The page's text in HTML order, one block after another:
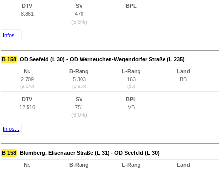
DTV
8.861
SV
470
(5,3%)
BPL
Infos...
B 158 OD Seefeld (L 30) - OD Werneuchen-Wegendorfer Straße (L 235)
Nr.
2.709
(9.078)
B-Rang
5.303
(2.935)
L-Rang
163
(53)
Land
BB
DTV
12.510
SV
751
(6,0%)
BPL
VB
Infos...
B 158 Blumberg, Elisenauer Straße (L 31) - OD Seefeld (L 30)
Nr.
B-Rang
L-Rang
Land